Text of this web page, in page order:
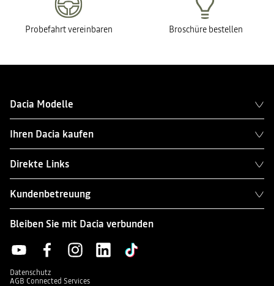
Probefahrt vereinbaren Broschüre bestellen
Dacia Modelle
Ihren Dacia kaufen
Direkte Links
Kundenbetreuung
Bleiben Sie mit Dacia verbunden
Datenschutz
AGB Connected Services